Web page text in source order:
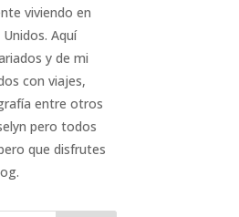
viviendo en
Aquí
y de mi
con viajes,
entre otros
pero todos
que disfrutes